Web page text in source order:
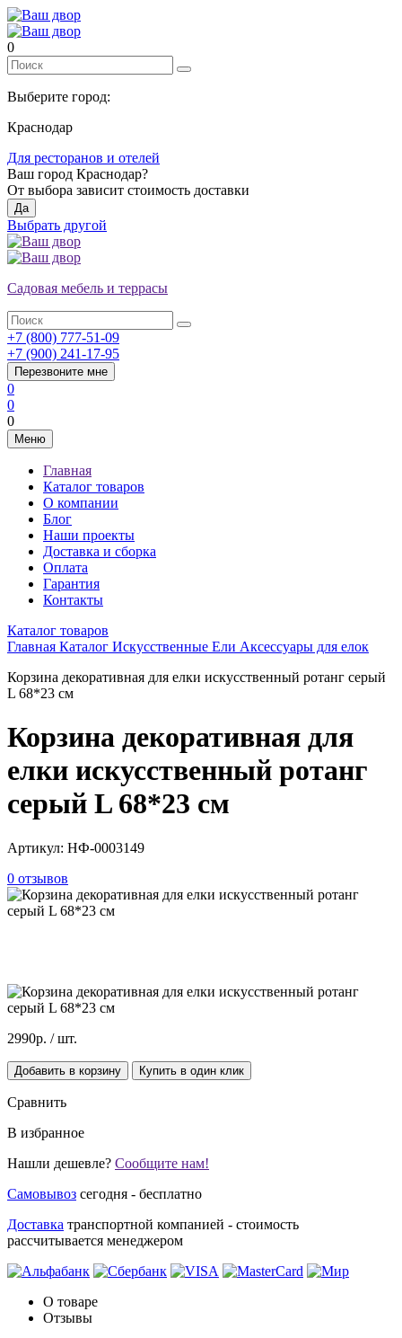
0
Выберите город:
Краснодар
Для ресторанов и отелей
Ваш город Краснодар?
От выбора зависит стоимость доставки
Да
Выбрать другой
Садовая мебель и террасы
+7 (800) 777-51-09
+7 (900) 241-17-95
Перезвоните мне
0
0
0
Меню
Главная
Каталог товаров
О компании
Блог
Наши проекты
Доставка и сборка
Оплата
Гарантия
Контакты
Каталог товаров
Главная Каталог Искусственные Ели Аксессуары для елок
Корзина декоративная для елки искусственный ротанг серый
L 68*23 см
Корзина декоративная для
елки искусственный ротанг
серый L 68*23 см
Артикул: НФ-0003149
0 отзывов
2990р. / шт.
Добавить в корзину Купить в один клик
Сравнить
В избранное
Нашли дешевле? Сообщите нам!
Самовывоз сегодня - бесплатно
Доставка транспортной компанией - стоимость
рассчитывается менеджером
О товаре
Отзывы